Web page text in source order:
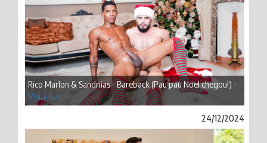
Rico Marlon & Sandriias - Bareback (Pau pau Noel chegou!) -
Visualizar
24/12/2024